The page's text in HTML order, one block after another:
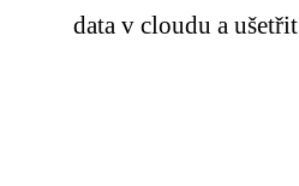
data v cloudu a ušetřit